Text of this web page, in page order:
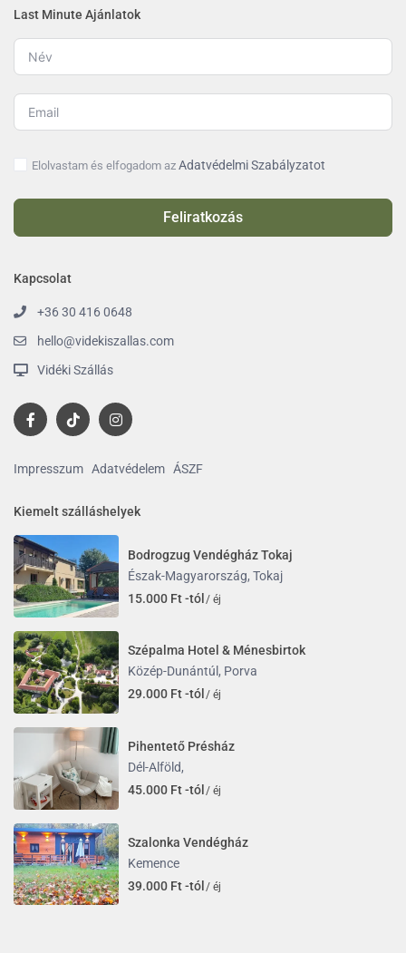
Last Minute Ajánlatok
Elolvastam és elfogadom azAdatvédelmi Szabályzatot
Feliratkozás
Kapcsolat
+36 30 416 0648
hello@videkiszallas.com
Vidéki Szállás
Impresszum Adatvédelem ÁSZF
Kiemelt szálláshelyek
Bodrogzug Vendégház Tokaj
Észak-Magyarország, Tokaj
15.000 Ft -tól / éj
Szépalma Hotel & Ménesbirtok
Közép-Dunántúl , Porva
29.000 Ft -tól / éj
Pihentető Présház
Dél-Alföld,
45.000 Ft -tól / éj
Szalonka Vendégház
Kemence
39.000 Ft -tól / éj